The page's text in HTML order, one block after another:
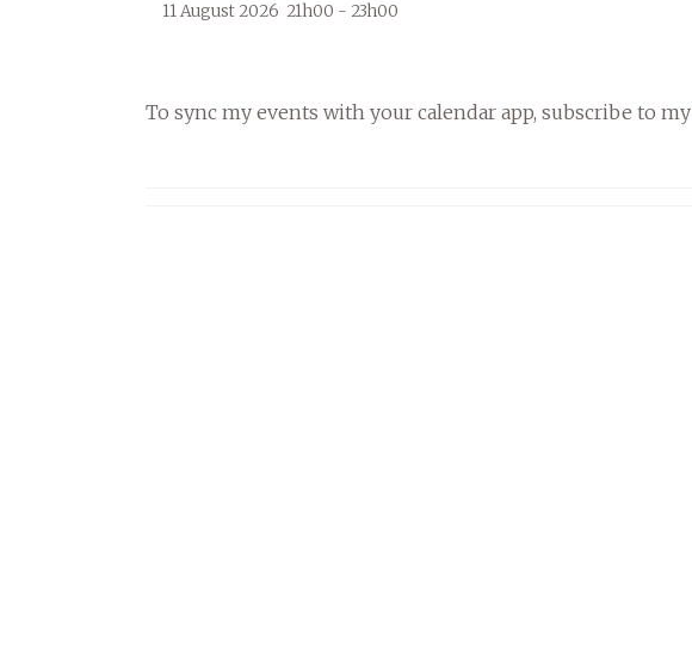
11 August 2026 21h00 - 23h00
To sync my events with your calendar app, subscribe to my